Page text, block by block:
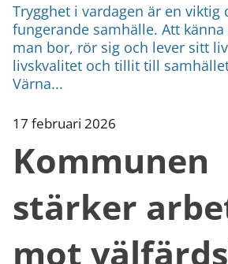
Trygghet i vardagen är en viktig
fungerande samhälle. Att
man bor, rör sig och lever sitt
livskvalitet och tillit till
Värna...
17 februari 2026
Kommunen
stärker
mot